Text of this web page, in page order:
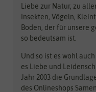
Liebe zur Natur, zu
Insekten, Vögeln,
Boden, der für unsere
so bedeutsam ist.
Und so ist es wohl
es Liebe und
Jahr 2003 die
des Onlineshops